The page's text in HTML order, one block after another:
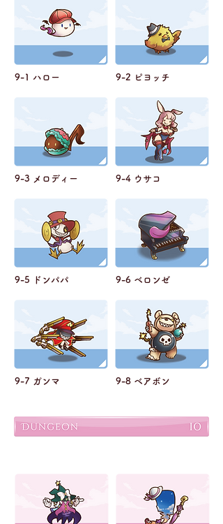
9-1 ハロー
9-3 メロディー
9-5 ドンパパ
9-7 ガンマ
9-2 ピヨッチ
9-4 ウサコ
9-6 ベロンゼ
9-8 ベアボン